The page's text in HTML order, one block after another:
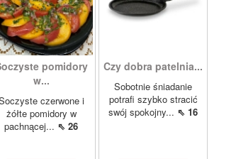
pomidory
w...
czerwone i
żółte pomidory w
pachnącej... ⇖ 26
Czy dobra patelnia...
Sobotnie śniadanie
potrafi szybko stracić
swój spokojny... ⇖ 16